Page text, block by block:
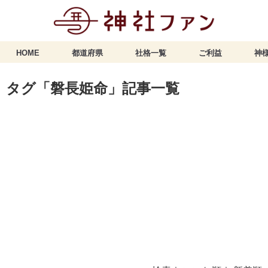
HOME 都道府県 社格一覧 ご利益 神
タグ「磐長姫命」記事一覧